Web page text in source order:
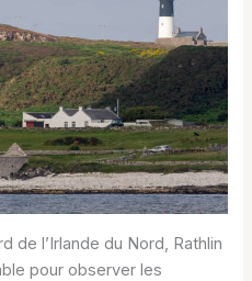
de l’Irlande du Nord, Rathlin
pour observer les